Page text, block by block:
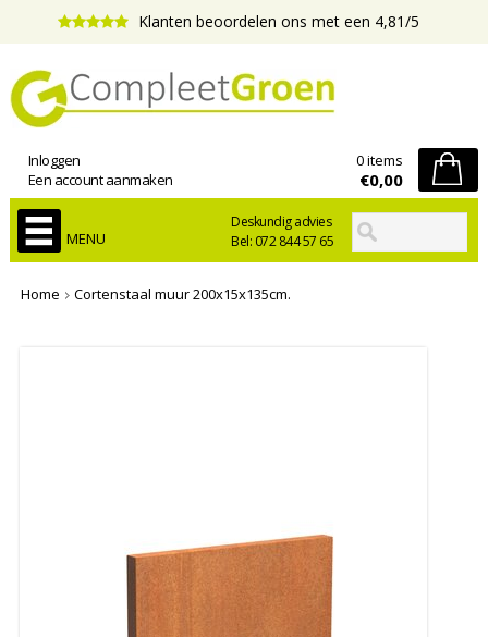
Klanten beoordelen ons met een 4,81/5
Deskundig advies
Bel: 072 844 57 65
Inloggen
Een account aanmaken
0 items
€0,00
MENU
Home Cortenstaal muur 200x15x135cm.